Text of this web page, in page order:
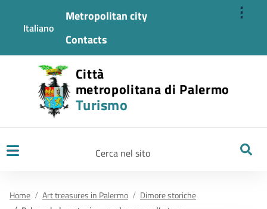
⋮
Italiano
Metropolitan city
Contacts
Città
metropolitana di Palermo
Turismo
Home Art treasures in Palermo
Dimore storiche